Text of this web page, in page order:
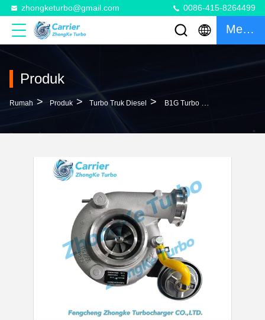
zhongketurbo@gmail.com 0086-415-8264499
Mengobrol
Produk
Rumah > Produk > Turbo Truk Diesel > B1G Turbo 11589880000 04294260 04297800KZ 04298278KZ 04299152KZ 21092586 4294260 Turbocharger Untuk Mesin TCD2013L04-2V Euro-3